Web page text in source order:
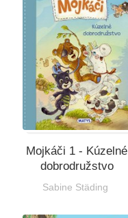
Mojkáči 1 - Kúzelné
dobrodružstvo
Sabine Städing